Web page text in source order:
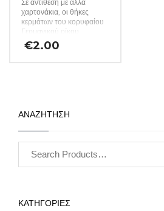
Σε αντίθεση με άλλα
χαρτονάκια, οι θήκες
κερμάτων του κορυφαίου
Γερμανικού οίκου
Lighthouse
κατασκευάζονται από
χημικά. Έτσι, ο συλλέκτης
χαρτονάκια προσφέρονται
χύμα σε πακέτα των 25
€2.00
ΑΝΑΖΗΤΗΣΗ
ΚΑΤΗΓΟΡΙΕΣ